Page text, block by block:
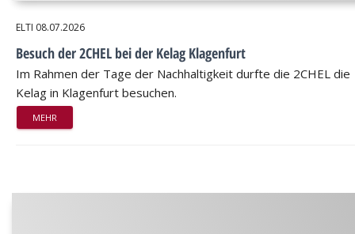
ELTI 08.07.2026
Besuch der 2CHEL bei der Kelag Klagenfurt
Im Rahmen der Tage der Nachhaltigkeit durfte die 2CHEL die
Kelag in Klagenfurt besuchen.
MEHR